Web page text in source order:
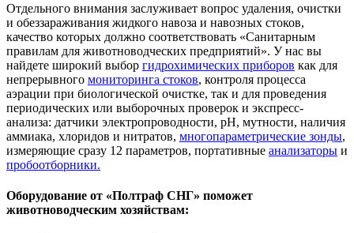
Отдельного внимания заслуживает вопрос удаления, очистки
и обеззараживания жидкого навоза и навозных стоков,
качество которых должно соответствовать «Санитарным
правилам для животноводческих предприятий». У нас вы
найдете широкий выбор гидрохимических приборов как для
непрерывного мониторинга стоков, контроля процесса
аэрации при биологической очистке, так и для проведения
периодических или выборочных проверок и экспресс-
анализа: датчики электропроводности, pH, мутности, наличия
аммиака, хлоридов и нитратов, многопараметрические зонды,
измеряющие сразу 12 параметров, портативные анализаторы и
пробоотборники.
Оборудование от «Полтраф СНГ» поможет
животноводческим хозяйствам: